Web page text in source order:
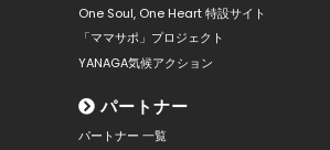
One Soul, One Heart 特設サイト
「ママサポ」プロジェクト
YANAGA気候アクション
パートナー
パートナー 一覧